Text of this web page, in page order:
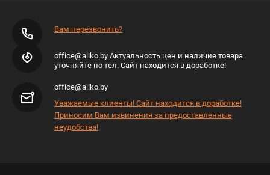
Вам перезвонить?
office@aliko.by Актуальность цен и наличие товара
уточняйте по тел. Сайт находится в доработке!
office@aliko.by
Уважаемые клиенты! Сайт находится в доработке!
Приносим Вам извинения за предоставленные
неудобства!